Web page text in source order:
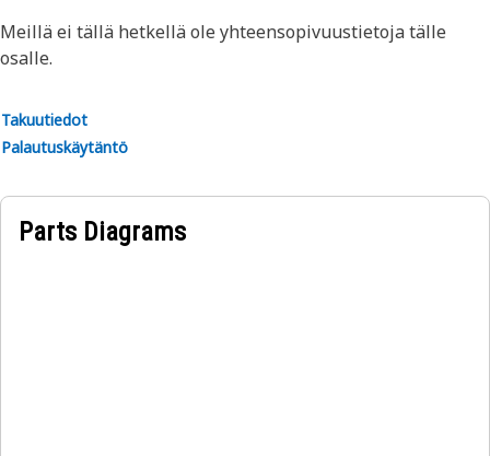
Meillä ei tällä hetkellä ole yhteensopivuustietoja tälle
osalle.
Takuutiedot
Palautuskäytäntö
Parts Diagrams